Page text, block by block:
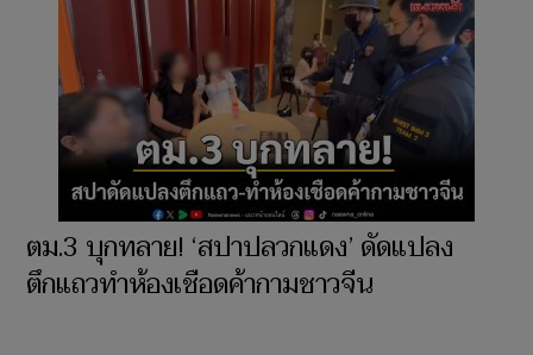
ตม.3 บุกทลาย! ‘สปาปลวกแดง’ ดัดแปลง
ตึกแถวทำห้องเชือดค้ากามชาวจีน